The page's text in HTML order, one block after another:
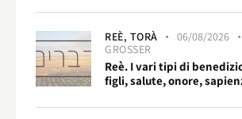
REÈ, TORÀ 06/08/2026
GROSSER
Reè. I vari tipi di
figli, salute, onore,